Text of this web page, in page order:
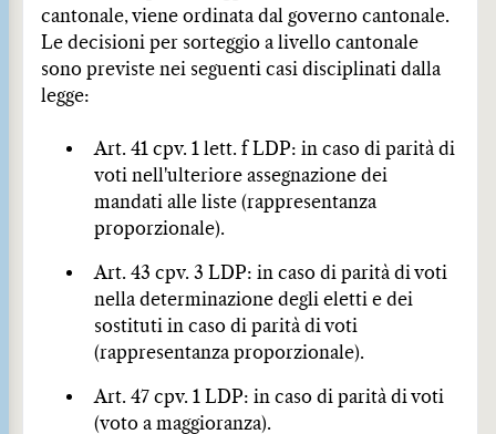
cantonale, viene ordinata dal governo cantonale.
Le decisioni per sorteggio a livello cantonale
sono previste nei seguenti casi disciplinati dalla
legge:
Art. 41 cpv. 1 lett. f LDP: in caso di parità di
voti nell'ulteriore assegnazione dei
mandati alle liste (rappresentanza
proporzionale).
Art. 43 cpv. 3 LDP: in caso di parità di voti
nella determinazione degli eletti e dei
sostituti in caso di parità di voti
(rappresentanza proporzionale).
Art. 47 cpv. 1 LDP: in caso di parità di voti
(voto a maggioranza).